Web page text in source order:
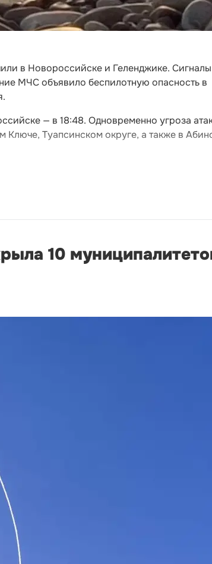
в Новороссийске и Геленджике. Сигналы
МЧС объявило беспилотную опасность в
— в 18:48. Одновременно угроза
Ключе, Туапсинском округе, а также в
10